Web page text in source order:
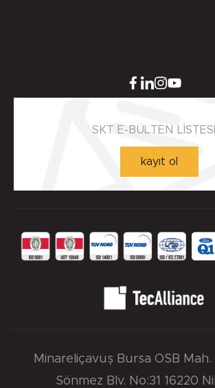
Yuva Toleransı - ISO H8 max.
Ra=1,6÷6,3µm, Rz=10÷20µm,
SKT E-BÜLTEN LİSTESİ
kayıt ol
Minareliçavuş Bursa OSB Mah.
Sönmez Blv. No:31 16220